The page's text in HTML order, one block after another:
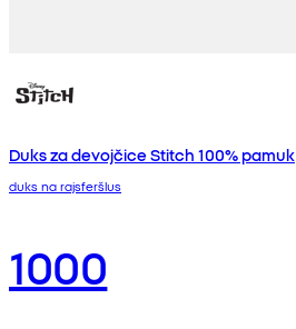
Duks za devojčice Stitch 100% pamuk
duks na rajsferšlus
1000